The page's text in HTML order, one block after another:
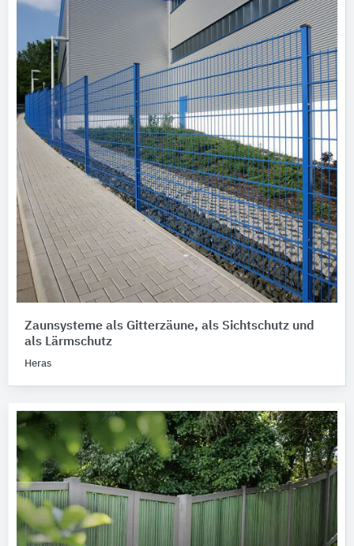
Zaunsysteme als Gitterzäune, als Sichtschutz und
als Lärmschutz
Heras